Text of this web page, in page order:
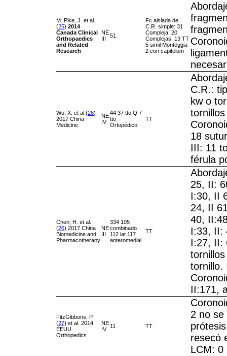
M. Pike, J. et al.
(25) 2014
Canada Clinical
Orthopaedics
and Related
Research
NE
III
51
Fc aislada de
C.R. simple: 31
Compleja: 20
Complejas: 13 TT
5 simil Monteggia
2 con capitelum
Wu, X. et al.(26)
2017 China
Medicine
NE
IV
44 37 tto Q 7
tto
Ortopédico
TT
C.R.:
kw o
18
III: 11
férula
Chen, H. et al.
(26) 2017 China
Biomedicine and
Pharmacotherapy
NE
III
334 105
combinado
112 lat 117
anteromedial
TT
25, II:
I:30, II
24, II
40,
I:33, II:
I:27, II:
tornillo.
II:171,
FitzGibbons, P.
(27) et al. 2014
EEUU
Orthopedics
NE
IV
11 TT
2 no
resecó
LCM: 0